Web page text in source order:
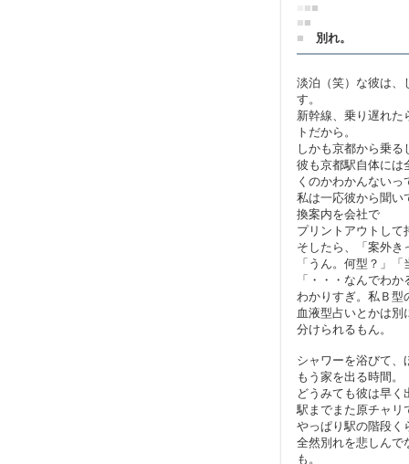
■■
■■
■
別れ。
淡泊（笑）な彼は、
す。
新幹線、乗り遅れた
トだから。
しかも京都から乗る
彼も京都駅自体には
くのかわかんないっ
私は一応彼から聞い
換案内を会社で
プリントアウトして
そしたら、「案外き
「うん。何型？」
「・・・なんでわか
わかりすぎ。私Ｂ型
血液型占いとかは
分けられるもん。
シャワーを浴びて、
もう家を出る時間。
どうみても彼は早
駅までまた原チャリ
やっぱり駅の階段く
全然別れを悲しんで
も。